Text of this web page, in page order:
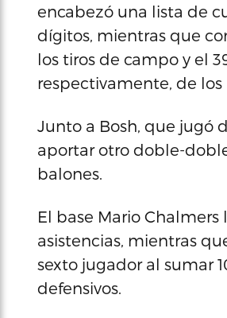
encabezó una lista de
dígitos, mientras que
los tiros de campo y el
respectivamente, de los
Junto a Bosh, que jugó
aportar otro doble-
balones.
El base Mario
asistencias, mientras
sexto jugador al sumar
defensivos.